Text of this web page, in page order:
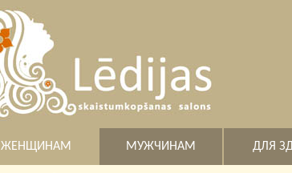
ЖЕНЩИНАМ МУЖЧИНАМ ДЛЯ